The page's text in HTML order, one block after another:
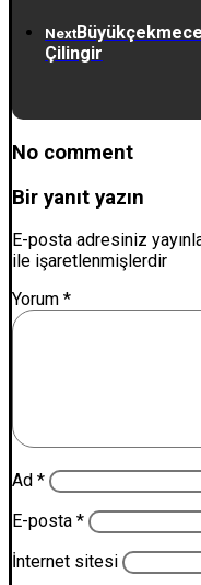
Next
Çilingir
No comment
Bir yanıt yazın
E-posta adresiniz
ile işaretlenmişlerdir
Yorum *
Ad *
E-posta *
İnternet sitesi